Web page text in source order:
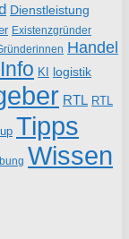
Dienstleistung
Existenzgründer
Handel
Info KI logistik
RTL RTL
Tipps
Wissen